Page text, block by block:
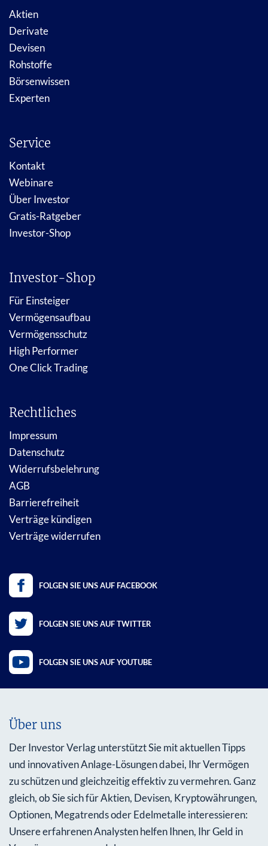
Aktien
Derivate
Devisen
Rohstoffe
Börsenwissen
Experten
Service
Kontakt
Webinare
Über Investor
Gratis-Ratgeber
Investor-Shop
Investor-Shop
Für Einsteiger
Vermögensaufbau
Vermögensschutz
High Performer
One Click Trading
Rechtliches
Impressum
Datenschutz
Widerrufsbelehrung
AGB
Barrierefreiheit
Verträge kündigen
Verträge widerrufen
FOLGEN SIE UNS AUF FACEBOOK
FOLGEN SIE UNS AUF TWITTER
FOLGEN SIE UNS AUF YOUTUBE
Über uns
Der Investor Verlag unterstützt Sie mit aktuellen Tipps
und innovativen Anlage-Lösungen dabei, Ihr Vermögen
zu schützen und gleichzeitig effektiv zu vermehren. Ganz
gleich, ob Sie sich für Aktien, Devisen, Kryptowährungen,
Optionen, Megatrends oder Edelmetalle interessieren:
Unsere erfahrenen Analysten helfen Ihnen, Ihr Geld in